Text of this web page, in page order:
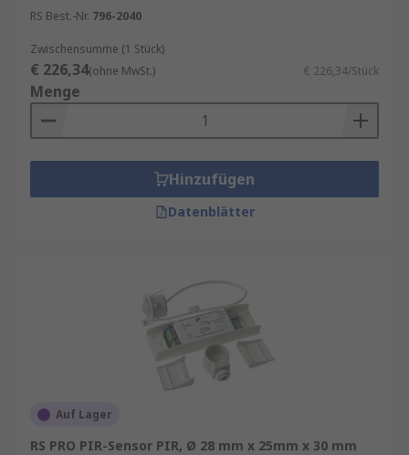
RS Best.-Nr. 796-2040
Zwischensumme (1 Stück)
€ 226,34(ohne MwSt.) € 226,34/Stück
Menge
Hinzufügen
Datenblätter
Auf Lager
RS PRO PIR-Sensor PIR, Ø 28 mm x 25mm x 30 mm